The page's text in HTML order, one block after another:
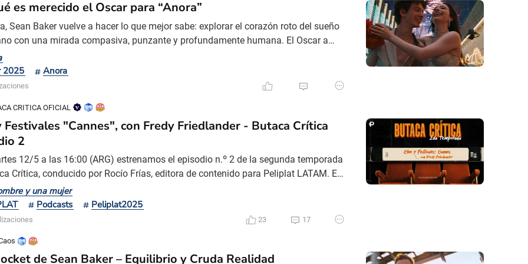
es merecido el Oscar para “Anora”
Sean Baker vuelve a hacer lo que mejor sabe: explorar el corazón roto del sueño
con una mirada compasiva, punzante y profundamente humana. El Oscar a
que recibió no es solo un reconocimiento a su calidad cinematográfica, sino
a una forma de entender el cine como vehículo de crítica social, retrato íntimo y
pero honesto, de una Améric
2025
Anora
CRITICA OFICIAL
Festivales "Cannes", con Fredy Friedlander - Butaca Crítica
2
12/5 a las 16:00 (ARG) estrenamos el episodio n.º 2 de la segunda temporada
Crítica, conducido por Rocío Frías, editora de contenido para Peliplat LATAM. En
dedicaremos nuestro análisis a Cine y Festivales, en el marco del 78°
de Cannes, uno de los certámenes más prestigiosos del cine mundial. En esta
festival rinde homenaje a su legado a “
y una mujer
Podcasts Peliplat2025
23 17
de Sean Baker – Equilibrio y Cruda Realidad